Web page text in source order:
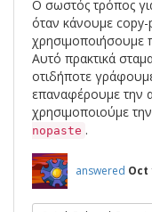
Ο σωστός τρόπος
όταν κάνουμε copy-
χρησιμοποιήσουμε
Αυτό πρακτικά
οτιδήποτε
επαναφέρουμε την
χρησιμοποιούμε
nopaste .
answered Oct